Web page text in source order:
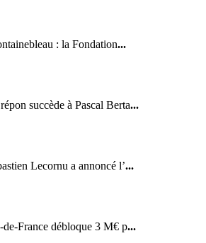
: la Fondation...
succède à Pascal Berta...
Lecornu a annoncé l’...
France débloque 3 M€ p...